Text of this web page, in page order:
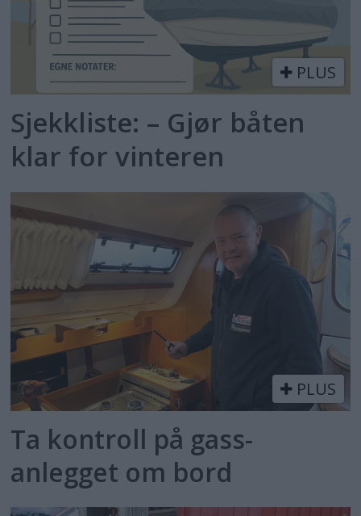
PLUS
Sjekkliste: – Gjør båten
klar for vinteren
PLUS
Ta kontroll på gass­
anlegget om bord